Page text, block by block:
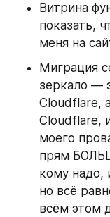
Витрина
показать,
меня на
Миграция
зеркало —
Cloudflare,
Cloudflare,
моего
прям
кому надо,
но всё
всём этом